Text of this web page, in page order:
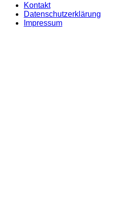
Kontakt
Datenschutzerklärung
Impressum